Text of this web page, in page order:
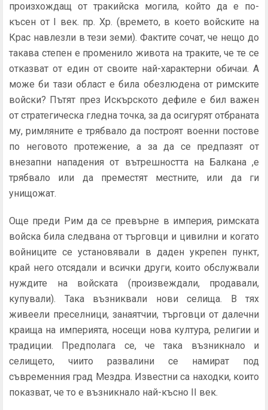
произхождащ от тракийска могила, който да е по-
късен от I век. пр. Хр. (времето, в което войските на
Крас навлезли в тези земи). Фактите сочат, че нещо до
такава степен е променило живота на траките, че те се
отказват от един от своите най-характерни обичаи. А
може би тази област е била обезлюдена от римските
войски? Пътят през Искърското дефиле е бил важен
от стратегическа гледна точка, за да осигурят отбраната
му, римляните е трябвало да построят военни постове
по неговото протежение, а за да се предпазят от
внезапни нападения от вътрешността на Балкана ,е
трябвало или да преместят местните, или да ги
унищожат.
Още преди Рим да се превърне в империя, римската
войска била следвана от търговци и цивилни и когато
войниците се установявали в даден укрепен пункт,
край него отсядали и всички други, които обслужвали
нуждите на войската (произвеждали, продавали,
купували). Така възниквали нови селища. В тях
живеели преселници, занаятчии, търговци от далечни
краища на империята, носещи нова култура, религии и
традиции. Предполага се, че така възникнало и
селището, чиито развалини се намират под
съвременния град Мездра. Известни са находки, които
показват, че то е възникнало най-късно II век.